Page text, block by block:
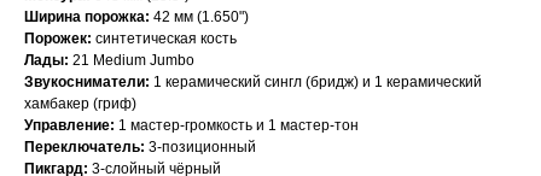
Ширина порожка: 42 мм (1.650")
Порожек: синтетическая кость
Лады: 21 Medium Jumbo
Звукосниматели: 1 керамический сингл (бридж) и 1 керамический
хамбакер (гриф)
Управление: 1 мастер-громкость и 1 мастер-тон
Переключатель: 3-позиционный
Пикгард: 3-слойный чёрный